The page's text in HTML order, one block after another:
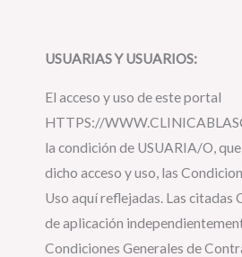
USUARIAS Y USUARIOS:
El acceso y uso de este portal
HTTPS://
la condición de USUARIA/O,
dicho acceso y uso, las
Uso aquí reflejadas. Las citadas
de aplicación
Condiciones Generales de